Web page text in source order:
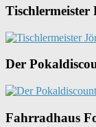
Tischlermeister
Der
Fahrradhaus